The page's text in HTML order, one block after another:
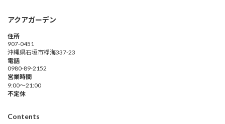
アクアガーデン
住所
907-0451
沖縄県石垣市桴海337-23
電話
0980-89-2152
営業時間
9:00～21:00
不定休
Contents